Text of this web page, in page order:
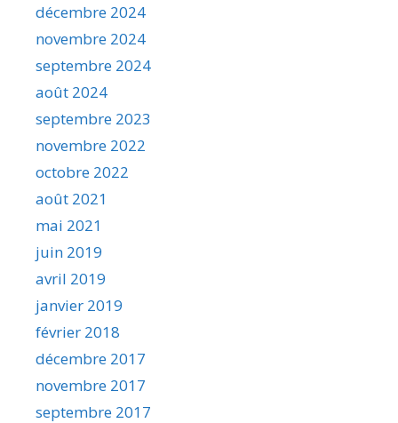
décembre 2024
novembre 2024
septembre 2024
août 2024
septembre 2023
novembre 2022
octobre 2022
août 2021
mai 2021
juin 2019
avril 2019
janvier 2019
février 2018
décembre 2017
novembre 2017
septembre 2017